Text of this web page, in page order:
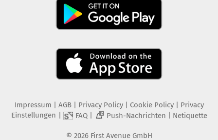
Impressum AGB Privacy Policy| Cookie Policy| Privacy
Einstellungen
FAQ| 2 Push-Nachrichten Netiquette
© 2026 First Avenue GmbH